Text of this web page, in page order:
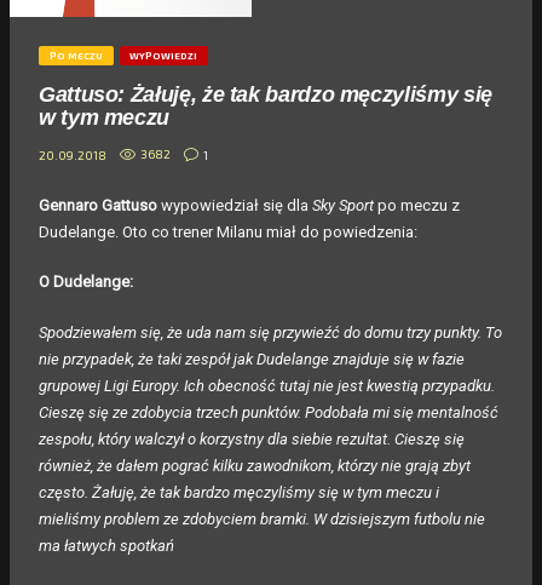
PO MECZU WYPOWIEDZI
Gattuso: Żałuję, że tak bardzo męczyliśmy się
w tym meczu
20.09.2018 3682 1
Gennaro Gattuso wypowiedział się dla Sky Sport po meczu z
Dudelange. Oto co trener Milanu miał do powiedzenia:
O Dudelange:
Spodziewałem się, że uda nam się przywieźć do domu trzy punkty. To
nie przypadek, że taki zespół jak Dudelange znajduje się w fazie
grupowej Ligi Europy. Ich obecność tutaj nie jest kwestią przypadku.
Cieszę się ze zdobycia trzech punktów. Podobała mi się mentalność
zespołu, który walczył o korzystny dla siebie rezultat. Cieszę się
również, że dałem pograć kilku zawodnikom, którzy nie grają zbyt
często. Żałuję, że tak bardzo męczyliśmy się w tym meczu i
mieliśmy problem ze zdobyciem bramki. W dzisiejszym futbolu nie
ma łatwych spotkań